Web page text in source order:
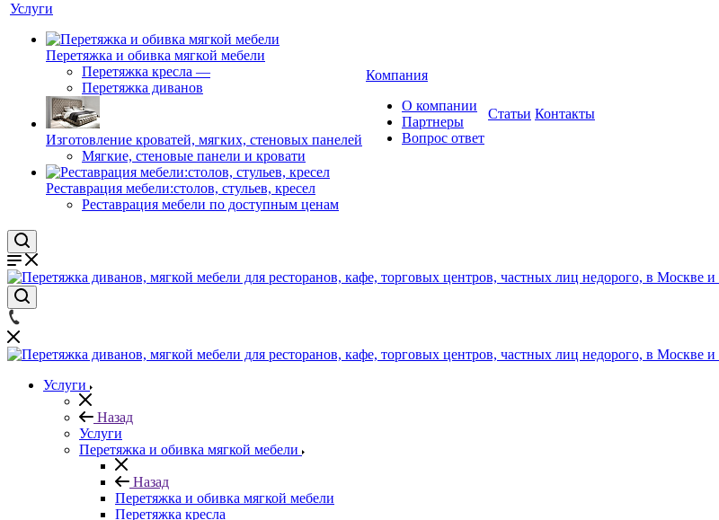
Услуги
Перетяжка и обивка мягкой мебели
Перетяжка кресла —
Перетяжка диванов
Изготовление кроватей, мягких, стеновых панелей
Мягкие, стеновые панели и кровати
Реставрация мебели:столов, стульев, кресел
Реставрация мебели по доступным ценам
Компания
О компании
Партнеры
Вопрос ответ
Cтатьи Контакты
Услуги
Назад
Услуги
Перетяжка и обивка мягкой мебели
Назад
Перетяжка и обивка мягкой мебели
Перетяжка кресла